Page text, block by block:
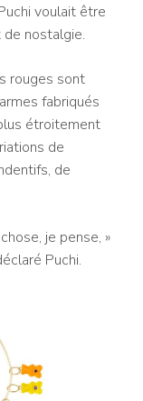
voulait être
nostalgie.
rouges sont
fabriqués
étroitement
de
de
je pense, »
Puchi.